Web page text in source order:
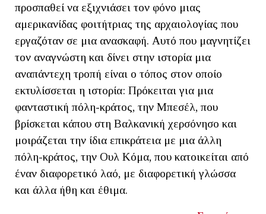
προσπαθεί να εξιχνιάσει τον φόνο μιας
αμερικανίδας φοιτήτριας της αρχαιολογίας που
εργαζόταν σε μια ανασκαφή. Αυτό που μαγνητίζει
τον αναγνώστη και δίνει στην ιστορία μια
αναπάντεχη τροπή είναι ο τόπος στον οποίο
εκτυλίσσεται η ιστορία: Πρόκειται για μια
φανταστική πόλη-κράτος, την Μπεσέλ, που
βρίσκεται κάπου στη Βαλκανική χερσόνησο και
μοιράζεται την ίδια επικράτεια με μια άλλη
πόλη-κράτος, την Ουλ Κόμα, που κατοικείται από
έναν διαφορετικό λαό, με διαφορετική γλώσσα
και άλλα ήθη και έθιμα.